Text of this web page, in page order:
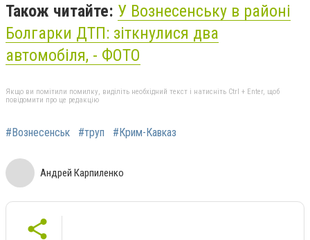
Також читайте: У Вознесенську в районі
Болгарки ДТП: зіткнулися два
автомобіля, - ФОТО
Якщо ви помітили помилку, виділіть необхідний текст і натисніть Ctrl + Enter, щоб
повідомити про це редакцію
#Вознесенськ #труп #Крим-Кавказ
Андрей Карпиленко